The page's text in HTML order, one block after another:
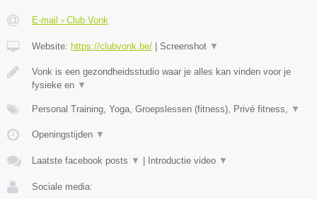
E-mail › Club Vonk
Website: https://clubvonk.be/ | Screenshot ▼
Vonk is een gezondheidsstudio waar je alles kan vinden voor je
fysieke en ▼
Personal Training, Yoga, Groepslessen (fitness), Privé fitness, ▼
Openingstijden ▼
Laatste facebook posts ▼ | Introductie video ▼
Sociale media: